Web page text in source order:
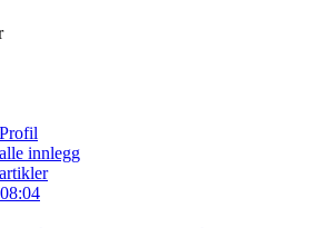
innlegg
08:04